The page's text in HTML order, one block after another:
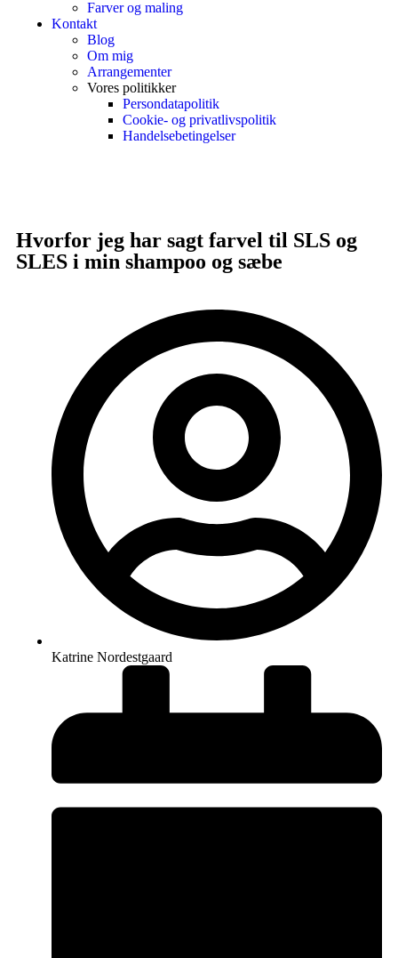
Farver og maling
Kontakt
Blog
Om mig
Arrangementer
Vores politikker
Persondatapolitik
Cookie- og privatlivspolitik
Handelsebetingelser
Hvorfor jeg har sagt farvel til SLS og
SLES i min shampoo og sæbe
Katrine Nordestgaard